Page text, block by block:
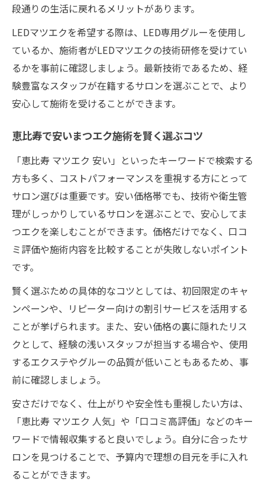
段通りの生活に戻れるメリットがあります。
LEDマツエクを希望する際は、LED専用グルーを使用し
ているか、施術者がLEDマツエクの技術研修を受けてい
るかを事前に確認しましょう。最新技術であるため、経
験豊富なスタッフが在籍するサロンを選ぶことで、より
安心して施術を受けることができます。
恵比寿で安いまつエク施術を賢く選ぶコツ
「恵比寿 マツエク 安い」といったキーワードで検索する
方も多く、コストパフォーマンスを重視する方にとって
サロン選びは重要です。安い価格帯でも、技術や衛生管
理がしっかりしているサロンを選ぶことで、安心してま
つエクを楽しむことができます。価格だけでなく、口コ
ミ評価や施術内容を比較することが失敗しないポイント
です。
賢く選ぶための具体的なコツとしては、初回限定のキャ
ンペーンや、リピーター向けの割引サービスを活用する
ことが挙げられます。また、安い価格の裏に隠れたリス
クとして、経験の浅いスタッフが担当する場合や、使用
するエクステやグルーの品質が低いこともあるため、事
前に確認しましょう。
安さだけでなく、仕上がりや安全性も重視したい方は、
「恵比寿 マツエク 人気」や「口コミ高評価」などのキー
ワードで情報収集すると良いでしょう。自分に合ったサ
ロンを見つけることで、予算内で理想の目元を手に入れ
ることができます。